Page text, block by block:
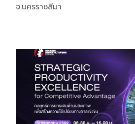
จ.นครราชสีมา